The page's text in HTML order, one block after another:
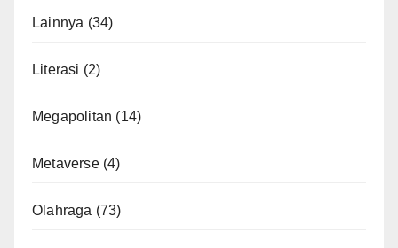
Lainnya (34)
Literasi (2)
Megapolitan (14)
Metaverse(4)
Olahraga (73)